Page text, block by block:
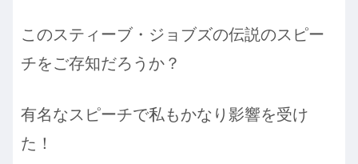
このスティーブ・ジョブズの伝説のスピー
チをご存知だろうか？
有名なスピーチで私もかなり影響を受け
た！